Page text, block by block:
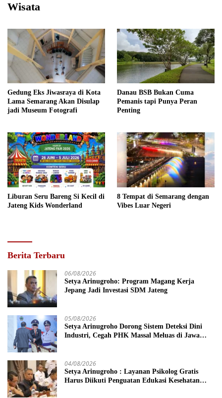
Wisata
Gedung Eks Jiwasraya di Kota
Lama Semarang Akan Disulap
jadi Museum Fotografi
Danau BSB Bukan Cuma
Pemanis tapi Punya Peran
Penting
Liburan Seru Bareng Si Kecil di
Jateng Kids Wonderland
8 Tempat di Semarang dengan
Vibes Luar Negeri
Berita Terbaru
06/08/2026
Setya Arinugroho: Program Magang Kerja
Jepang Jadi Investasi SDM Jateng
05/08/2026
Setya Arinugroho Dorong Sistem Deteksi Dini
Industri, Cegah PHK Massal Meluas di Jawa
04/08/2026
Setya Arinugroho : Layanan Psikolog Gratis
Harus Diikuti Penguatan Edukasi Kesehatan